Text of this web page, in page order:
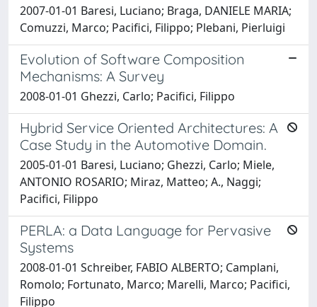
2007-01-01 Baresi, Luciano; Braga, DANIELE MARIA;
Comuzzi, Marco; Pacifici, Filippo; Plebani, Pierluigi
Evolution of Software Composition
Mechanisms: A Survey
2008-01-01 Ghezzi, Carlo; Pacifici, Filippo
Hybrid Service Oriented Architectures: A
Case Study in the Automotive Domain.
2005-01-01 Baresi, Luciano; Ghezzi, Carlo; Miele,
ANTONIO ROSARIO; Miraz, Matteo; A., Naggi;
Pacifici, Filippo
PERLA: a Data Language for Pervasive
Systems
2008-01-01 Schreiber, FABIO ALBERTO; Camplani,
Romolo; Fortunato, Marco; Marelli, Marco; Pacifici,
Filippo